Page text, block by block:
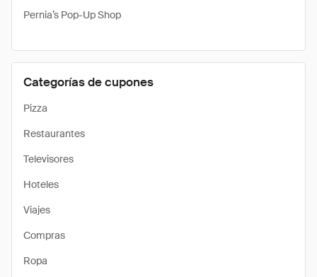
Pernia’s Pop-Up Shop
Categorías de cupones
Pizza
Restaurantes
Televisores
Hoteles
Viajes
Compras
Ropa